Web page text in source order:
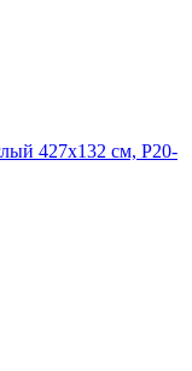
427х132 см, P20-